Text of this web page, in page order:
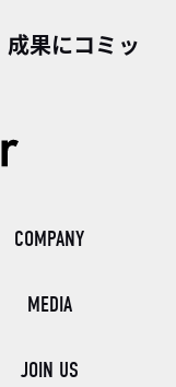
果にコミッ
COMPANY
MEDIA
JOIN US